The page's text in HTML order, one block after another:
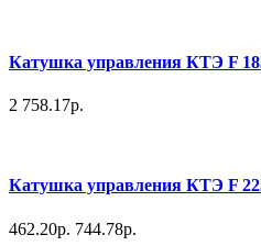
Катушка управления КТЭ F
2 758.17р.
Катушка управления КТЭ F
462.20р. 744.78р.